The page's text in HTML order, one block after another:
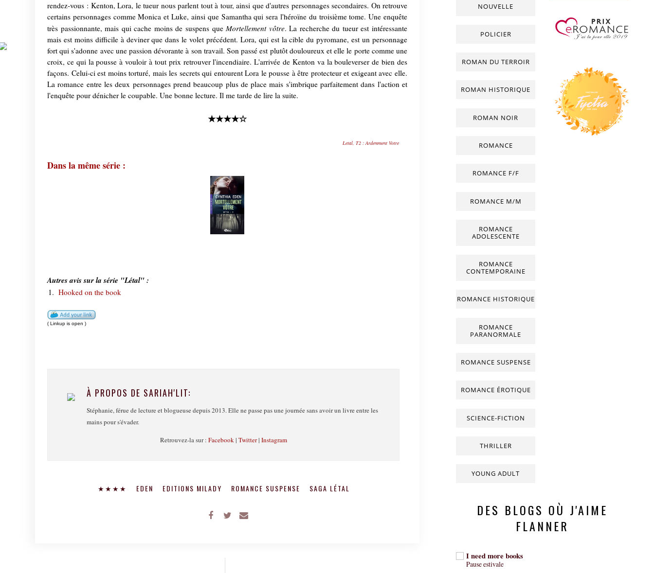
rendez-vous : Kenton, Lora, le tueur nous parlent tout à tour, ainsi que d'autres personnages secondaires. On retrouve
certains personnages comme Monica et Luke, ainsi que Samantha qui sera l'héroïne du troisième tome. Une enquête
très passionnante, mais qui cache moins de suspens queMortellement vôtre. La recherche du tueur est intéressante
mais est moins difficile à deviner que dans le volet précédent. Lora, qui est la cible du pyromane, est un personnage
fort qui s'adonne avec une passion dévorante à son travail. Son passé est plutôt douloureux et elle le porte comme une
croix, ce qui la pousse à vouloir à tout prix retrouver l'incendiaire. L'arrivée de Kenton va la bouleverser de bien des
façons. Celui-ci est moins torturé, mais les secrets qui entourent Lora le pousse à être protecteur et exigeant avec elle.
La romance entre les deux personnages prend beaucoup plus de place mais s'imbrique parfaitement dans l'action et
l'enquête pour dénicher le coupable. Une bonne lecture. Il me tarde de lire la suite.
★★★★☆
Letal, T2 : Ardemment Votre
Dans la même série :
Autres avis sur la série "Létal" :
1. Hooked on the book
( Linkup is open )
À PROPOS DE SARIAH'LIT:
Stéphanie, férue de lecture et blogueuse depuis 2013. Elle ne passe pas une journée sans avoir un livre entre les
mains pour s'évader.
Retrouvez-la sur : Facebook | Twitter| Instagram
★★★★ EDEN EDITIONS MILADY ROMANCE SUSPENSE SAGA LÉTAL
NOUVELLE
POLICIER
ROMAN DU TERROIR
ROMAN HISTORIQUE
ROMAN NOIR
ROMANCE
ROMANCE F/F
ROMANCE M/M
ROMANCE
ADOLESCENTE
ROMANCE
CONTEMPORAINE
ROMANCE HISTORIQUE
ROMANCE
PARANORMALE
ROMANCE SUSPENSE
ROMANCE ÉROTIQUE
SCIENCE-FICTION
THRILLER
YOUNG ADULT
DES BLOGS OÙ J'AIME
FLANNER
I need more books
Pause estivale